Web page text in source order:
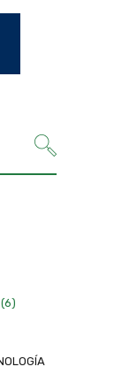
(6)